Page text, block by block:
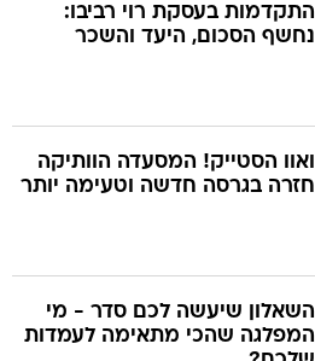
התקדמות בעסקת רוי רביבו:
נחשף הסכום, היעד והשכר
ואוו הסטייק! המסעדה הוותיקה
חזרה בגרסה חדשה וטעימה יותר
השאלון שיעשה לכם סדר - מי
המפלגה שהכי מתאימה לעמדות